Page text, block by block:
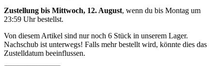
Zustellung bis Mittwoch, 12. August, wenn du bis Montag um
23:59 Uhrbestellst.
Von diesem Artikel sind nur noch 6 Stück in unserem Lager.
Nachschub ist unterwegs! Falls mehr bestellt wird, könnte dies das
Zustelldatum beeinflussen.